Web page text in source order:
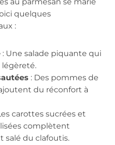
quelques
:
: Une salade piquante qui
: Des pommes de
du réconfort à
carottes sucrées et
complètent
salé du clafoutis.